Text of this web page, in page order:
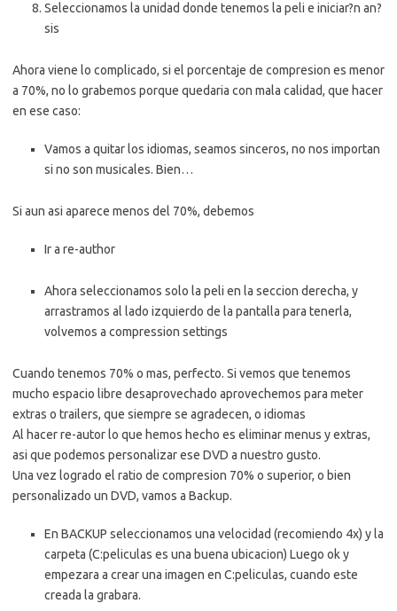
Seleccionamos la unidad donde tenemos la peli e iniciar?n an?
sis
Ahora viene lo complicado, si el porcentaje de compresion es menor
a 70%, no lo grabemos porque quedaria con mala calidad, que hacer
en ese caso:
Vamos a quitar los idiomas, seamos sinceros, no nos importan
si no son musicales. Bien…
Si aun asi aparece menos del 70%, debemos
Ir a re-author
Ahora seleccionamos solo la peli en la seccion derecha, y
arrastramos al lado izquierdo de la pantalla para tenerla,
volvemos a compression settings
Cuando tenemos 70% o mas, perfecto. Si vemos que tenemos
mucho espacio libre desaprovechado aprovechemos para meter
extras o trailers, que siempre se agradecen, o idiomas
Al hacer re-autor lo que hemos hecho es eliminar menus y extras,
asi que podemos personalizar ese DVD a nuestro gusto.
Una vez logrado el ratio de compresion 70% o superior, o bien
personalizado un DVD, vamos a Backup.
En BACKUP seleccionamos una velocidad (recomiendo 4x) y la
carpeta (C:peliculas es una buena ubicacion) Luego ok y
empezara a crear una imagen en C:peliculas, cuando este
creada la grabara.